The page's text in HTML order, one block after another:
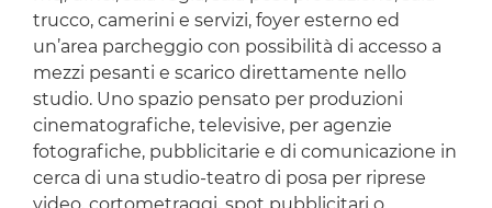
trucco, camerini e servizi, foyer esterno ed
un’area parcheggio con possibilità di accesso a
mezzi pesanti e scarico direttamente nello
studio. Uno spazio pensato per produzioni
cinematografiche, televisive, per agenzie
fotografiche, pubblicitarie e di comunicazione in
cerca di una studio-teatro di posa per riprese